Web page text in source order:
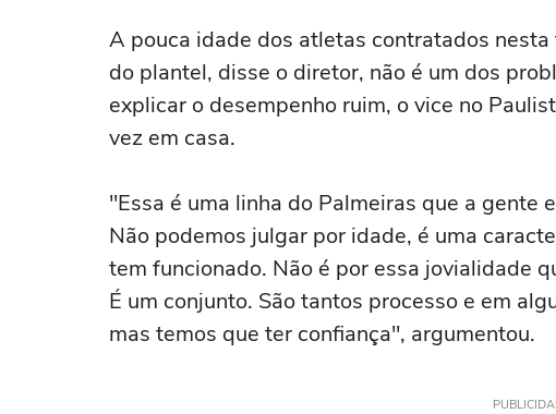
A pouca idade dos atletas contratados
do plantel, disse o diretor, não é um dos
explicar o desempenho ruim, o vice no
vez em casa.
"Essa é uma linha do Palmeiras que a gente
Não podemos julgar por idade, é uma
tem funcionado. Não é por essa jovialidade
É um conjunto. São tantos processo e em
mas temos que ter confiança", argumentou.